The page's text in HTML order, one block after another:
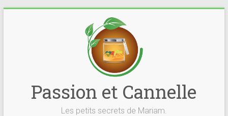
Passion et Cannelle
Les petits secrets de Mariam.